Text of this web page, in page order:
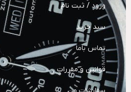
ورود / ثبت نام
سبد خرید
تماس باما
قوانین و مقررات